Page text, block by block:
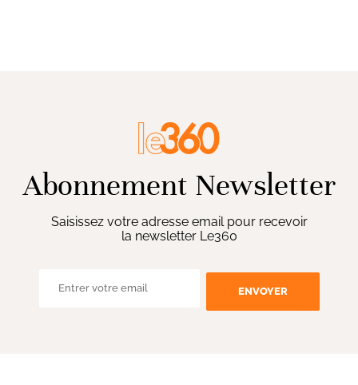
Abonnement Newsletter
Saisissez votre adresse email pour recevoir
la newsletter Le360
ENVOYER